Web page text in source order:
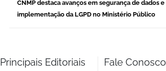
CNMP destaca avanços em segurança de dados e
implementação da LGPD no Ministério Público
Principais Editoriais Fale Conosco